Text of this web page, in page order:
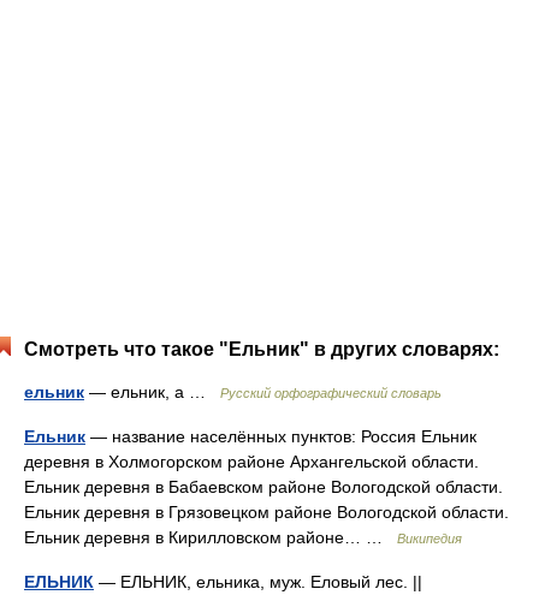
Смотреть что такое "Ельник" в других словарях:
ельник — ельник, а … Русский орфографический словарь
Ельник — название населённых пунктов: Россия Ельник
деревня в Холмогорском районе Архангельской области.
Ельник деревня в Бабаевском районе Вологодской области.
Ельник деревня в Грязовецком районе Вологодской области.
Ельник деревня в Кирилловском районе… …
Википедия
ЕЛЬНИК — ЕЛЬНИК, ельника, муж. Еловый лес. ||